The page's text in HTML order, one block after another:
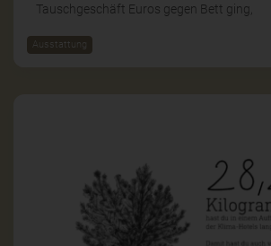
Tauschgeschäft Euros gegen Bett ging,
Ausstattung